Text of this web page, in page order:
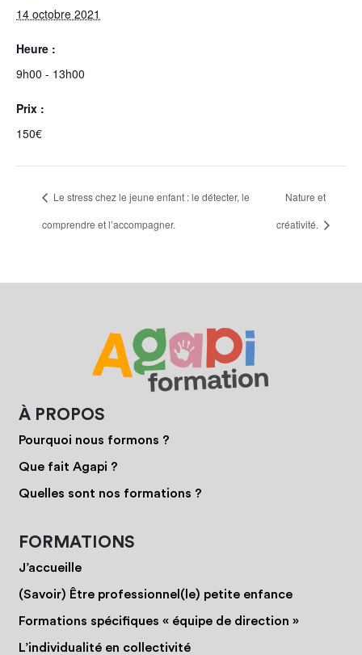
14 octobre 2021
Heure :
9h00 - 13h00
Prix :
150€
Le stress chez le jeune enfant : le détecter, le
comprendre et l’accompagner.
Nature et
créativité.
À PROPOS
Pourquoi nous formons ?
Que fait Agapi ?
Quelles sont nos formations ?
FORMATIONS
J’accueille
(Savoir) Être professionnel(le) petite enfance
Formations spécifiques « équipe de direction »
L’individualité en collectivité